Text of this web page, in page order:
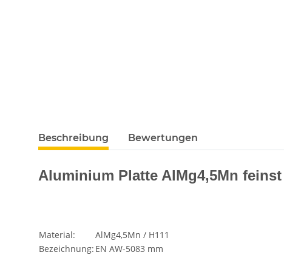
Beschreibung Bewertungen
Aluminium Platte AlMg4,5Mn
Material:
AlMg4,5Mn / H111
Bezeichnung: EN AW-5083 mm